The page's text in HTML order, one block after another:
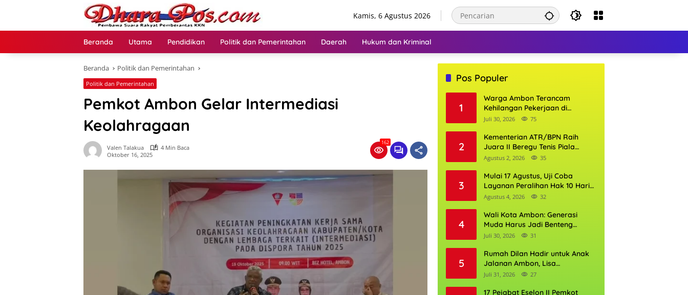
Kamis, 6 Agustus 2026
Beranda Utama Pendidikan Politik dan Pemerintahan Daerah Hukum dan Kriminal
Beranda Politik dan Pemerintahan
Politik dan Pemerintahan
Pemkot Ambon Gelar Intermediasi
Keolahragaan
Valen Talakua
4 Min Baca
Oktober 16, 2025
162
Pos Populer
1
Warga Ambon Terancam
Kehilangan Pekerjaan di
Bandara Pattimura, William
Utamakan Tenaga Kerja Lokal
Juli 30, 2026 75
2
Kementerian ATR/BPN Raih
Juara II Beregu Tenis Piala
Gubernur DKI Jakarta 2026
Agustus 2, 2026 35
3
Mulai 17 Agustus, Uji Coba
Layanan Peralihan Hak 10 Hari
di 15 Kantor Pertanahan
Agustus 4, 2026 32
4
Wali Kota Ambon: Generasi
Muda Harus Jadi Benteng
Kognitif NKRI
Juli 30, 2026 31
5
Rumah Dilan Hadir untuk Anak
Jalanan Ambon, Lisa
Wattimena: Tak Ada Anak yang
Depannya
Juli 31, 2026 27
17 Pejabat Eselon II Pemkot